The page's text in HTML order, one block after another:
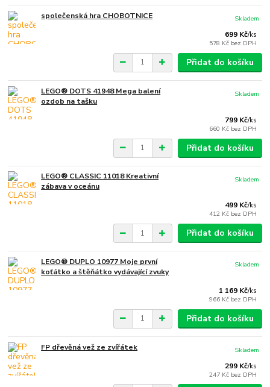
společenská hra CHOBOTNICE
699 Kč/ks
578 Kč bez DPH
Skladem
Přidat do košíku
LEGO® DOTS 41948 Mega balení
ozdob na tašku
799 Kč/ks
660 Kč bez DPH
Skladem
Přidat do košíku
LEGO® CLASSIC 11018 Kreativní
zábava v oceánu
499 Kč/ks
412 Kč bez DPH
Skladem
Přidat do košíku
LEGO® DUPLO 10977 Moje první
koťátko a štěňátko vydávající zvuky
1 169 Kč/ks
966 Kč bez DPH
Skladem
Přidat do košíku
FP dřevěná vež ze zvířátek
299 Kč/ks
247 Kč bez DPH
Skladem